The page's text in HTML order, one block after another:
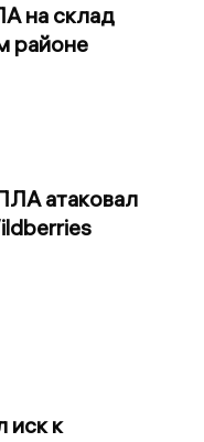
на склад
районе
атаковал
иск к